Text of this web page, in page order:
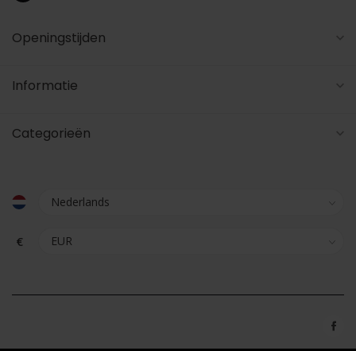
Openingstijden
Informatie
Categorieën
€